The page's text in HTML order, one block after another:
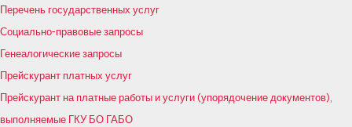
Перечень государственных услуг
Социально-правовые запросы
Генеалогические запросы
Прейскурант платных услуг
Прейскурант на платные работы и услуги (упорядочение документов),
выполняемые ГКУ БО ГАБО